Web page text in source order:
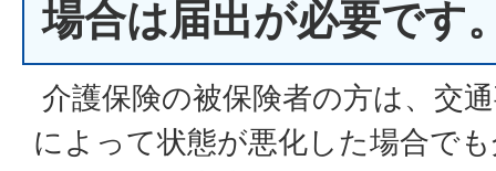
場合は届出が必要です
介護保険の被保険者の方は、交
によって状態が悪化した場合で